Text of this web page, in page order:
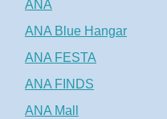
ANA
ANA Blue Hangar
ANA FESTA
ANA FINDS
ANA Mall